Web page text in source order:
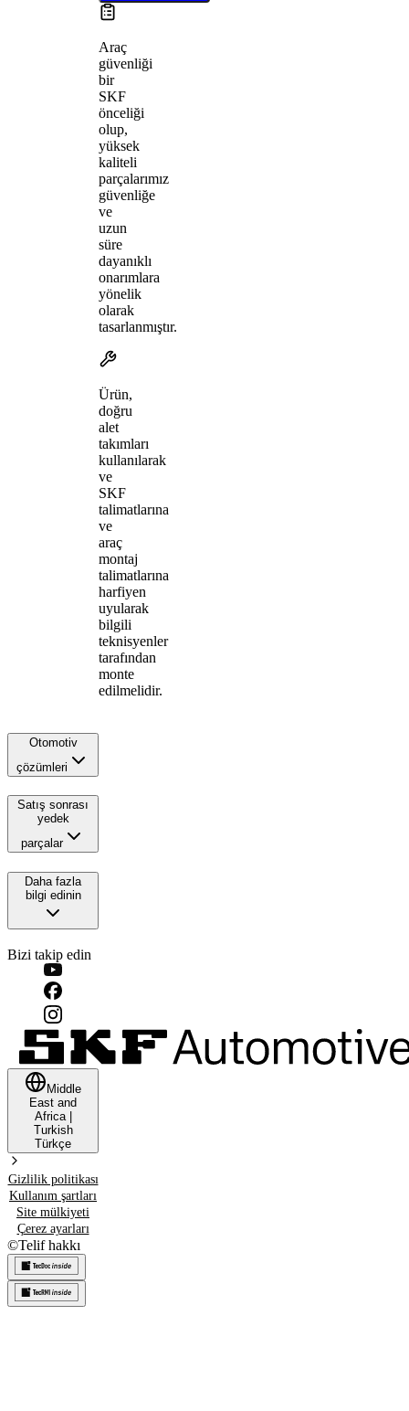
Araç
güvenliği
bir
SKF
önceliği
olup,
yüksek
kaliteli
parçalarımız
güvenliğe
ve
uzun
süre
dayanıklı
onarımlara
yönelik
olarak
tasarlanmıştır.
Ürün,
doğru
alet
takımları
kullanılarak
ve
SKF
talimatlarına
ve
araç
montaj
talimatlarına
harfiyen
uyularak
bilgili
teknisyenler
tarafından
monte
edilmelidir.
Otomotiv
çözümleri
Satış sonrası
yedek
parçalar
Daha fazla
bilgi edinin
Bizi takip edin
Middle
East and
Africa|
Turkish
Türkçe
Gizlilik politikası
Kullanım şartları
Site mülkiyeti
Çerez ayarları
©Telif hakkı